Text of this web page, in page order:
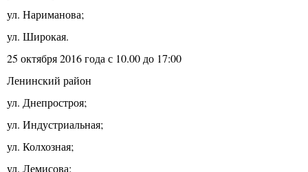
ул. Нариманова;
ул. Широкая.
25 октября 2016 года с 10.00 до 17:00
Ленинский район
ул. Днепростроя;
ул. Индустриальная;
ул. Колхозная;
ул. Лемисова;